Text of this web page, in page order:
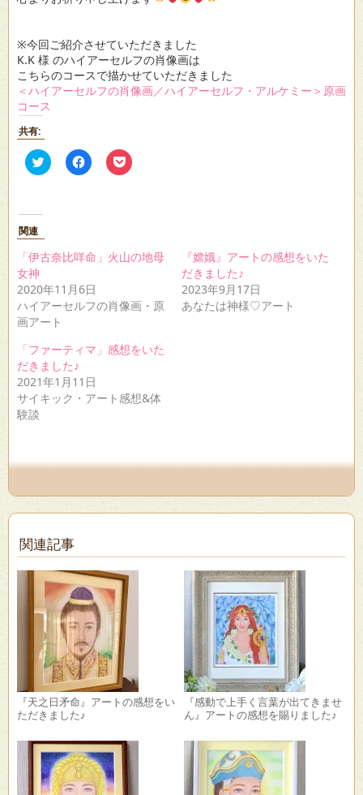
※今回ご紹介させていただきました
K.K 様 のハイアーセルフの肖像画は
こちらのコースで描かせていただきました
＜ハイアーセルフの肖像画／ハイアーセルフ・アルケミー＞原画
コース
共有:
ク
リ
有
(新
い
ウ
ィ
ン
ド
で
開
き
ま
す)
Facebook
で
リ
ッ
し
て
く
(新
ウ
ィ
ン
ま
ク
リ
ェ
ア
ウ
ウ
で
ま
す)
関連
「伊古奈比咩命」火山の地母
女神
2020年11月6日
ハイアーセルフの肖像画・原
画アート
『嫦娥』アートの感想をいた
だきました♪
2023年9月17日
あなたは神様♡アート
「ファーティマ」感想をいた
だきました♪
2021年1月11日
サイキック・アート感想&体
験談
関連記事
『天之日矛命』アートの感想をい
ただきました♪
『感動で上手く言葉が出てきませ
ん』アートの感想を賜りました♪